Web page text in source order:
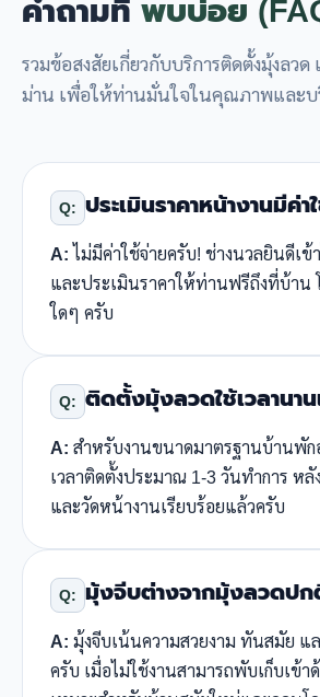
คำถามที่ พบบ่อย
รวมข้อสงสัยเกี่ยวกับบริการติดตั้งมุ้งลว
ม่าน เพื่อให้ท่านมั่นใจในคุณภาพและบริ
Q: ประเมินราคาหน้างานมีค่า
A:ไม่มีค่าใช้จ่ายครับ! ช่างนวลยินดีเข้
และประเมินราคาให้ท่านฟรีถึงที่บ้าน
ใดๆ ครับ
Q: ติดตั้งมุ้งลวดใช้เวลานาน
A: สำหรับงานขนาดมาตรฐานบ้านพัก
เวลาติดตั้งประมาณ 1-3 วันทำการ ห
และวัดหน้างานเรียบร้อยแล้วครับ
Q: มุ้งจีบต่างจากมุ้งลวดปก
A: มุ้งจีบเน้นความสวยงาม ทันสมัย
ครับ เมื่อไม่ใช้งานสามารถพับเก็บเข้า